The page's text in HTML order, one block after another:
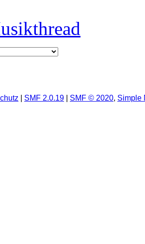
SMF 2.0.19 SMF © 2020, Simple